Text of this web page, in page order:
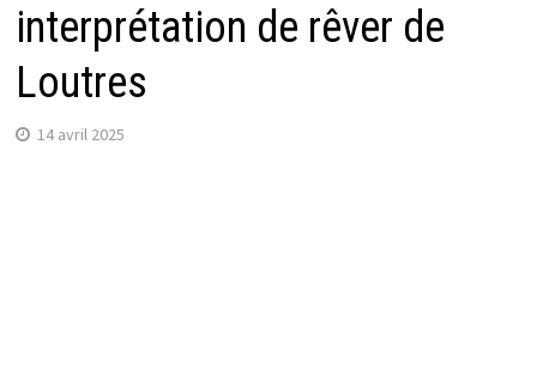
interprétation de rêver de
Loutres
14 avril 2025